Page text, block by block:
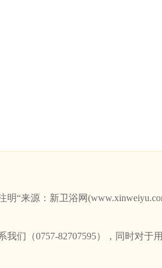
“来源：新卫浴网
们（0757-82707595），同时对于